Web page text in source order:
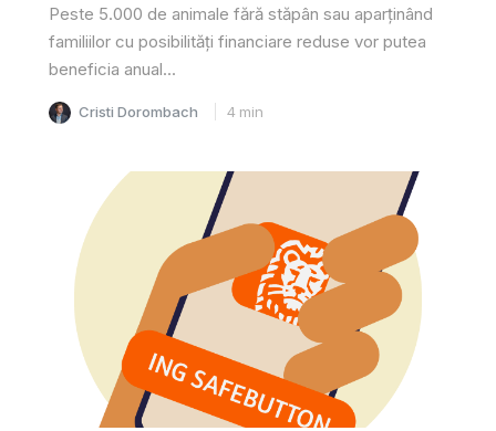
Peste 5.000 de animale fără stăpân sau aparținând
familiilor cu posibilități financiare reduse vor putea
beneficia anual...
Cristi Dorombach 4 min